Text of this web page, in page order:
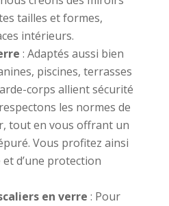
tailles et formes,
intérieurs.
: Adaptés aussi bien
piscines, terrasses
corps allient sécurité
les normes de
tout en vous offrant un
Vous profitez ainsi
et d’une protection
en verre : Pour